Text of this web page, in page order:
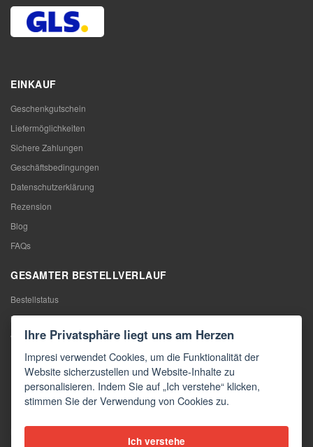
EINKAUF
Geschenkgutschein
Liefermöglichkeiten
Sichere Zahlungen
Geschäftsbedingungen
Datenschutzerklärung
Rezension
Blog
FAQs
GESAMTER BESTELLVERLAUF
Bestellstatus
Meine Bestellung
Warentausch
Rücktritt vom Vertrag
Reklamation
KONTAKTE
Kontakte
Ihre Privatsphäre liegt uns am Herzen
Impresi verwendet Cookies, um die Funktionalität der
Website sicherzustellen und Website-Inhalte zu
personalisieren. Indem Sie auf „Ich verstehe“ klicken,
stimmen Sie der Verwendung von Cookies zu.
Ich verstehe